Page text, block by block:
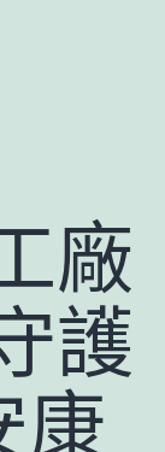
廠
護
康